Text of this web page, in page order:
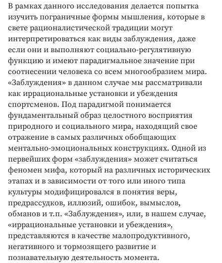
В рамках данного исследования делается попытка
изучить пограничные формы мышления, которые в
свете рационалистической традиции могут
интерпретироваться как виды заблуждения, даже
если они и выполняют социально-регулятивную
функцию и имеют парадигмальное значение при
соотнесении человека со всем многообразием мира.
«Заблуждения» в данном случае мы рассматривали
как иррациональные установки и убеждения
спортсменов. Под парадигмой понимается
фундаментальный образ целостного восприятия
природного и социального мира, находящий свое
отражение в самых различных обобщающих
ментально-эмоциональных конструкциях. Одной из
первейших форм «заблуждения» может считаться
феномен мифа, который на различных исторических
этапах и в зависимости от того или иного типа
культуры модифицировался в понятия веры,
предрассудков, иллюзий, ошибок, вымыслов,
обманов и т.п. «Заблуждения», или, в нашем случае,
«иррациональные установки и убеждения»,
представляются в качестве малопродуктивного,
негативного и тормозящего развитие и
познавательную деятельность момента.